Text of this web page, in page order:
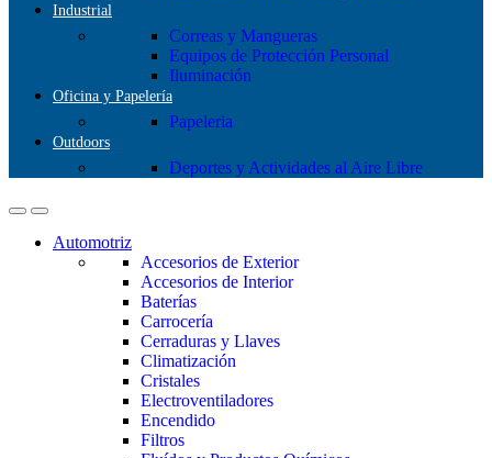
Industrial
Correas y Mangueras
Equipos de Protección Personal
Iluminación
Oficina y Papelería
Papeleria
Outdoors
Deportes y Actividades al Aire Libre
Automotriz
Accesorios de Exterior
Accesorios de Interior
Baterías
Carrocería
Cerraduras y Llaves
Climatización
Cristales
Electroventiladores
Encendido
Filtros